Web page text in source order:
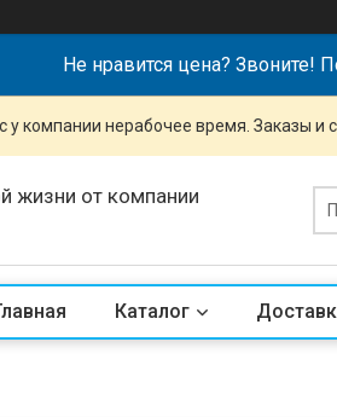
Не нравится цена? Звоните!
у компании нерабочее время. Заказы и
жизни от компании
Каталог